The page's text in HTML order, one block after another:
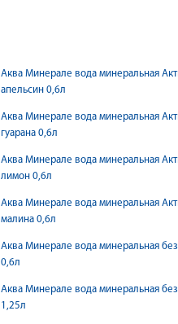
Аква Минерале вода минеральная
апельсин 0,6л
Аква Минерале вода минеральная
гуарана 0,6л
Аква Минерале вода минеральная
лимон 0,6л
Аква Минерале вода минеральная
малина 0,6л
Аква Минерале вода минеральная без
0,6л
Аква Минерале вода минеральная без
1,25л